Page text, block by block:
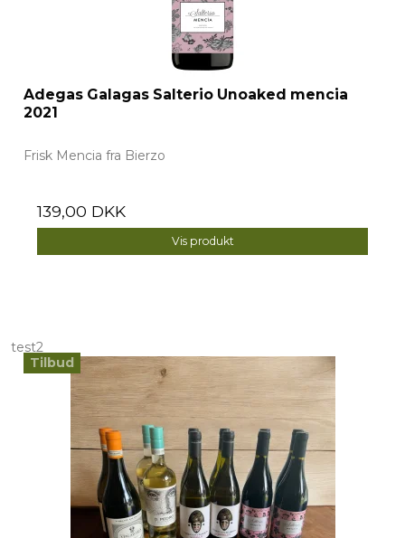
Adegas Galagas Salterio Unoaked mencia
2021
Frisk Mencia fra Bierzo
139,00 DKK
Vis produkt
Tilbud
test2